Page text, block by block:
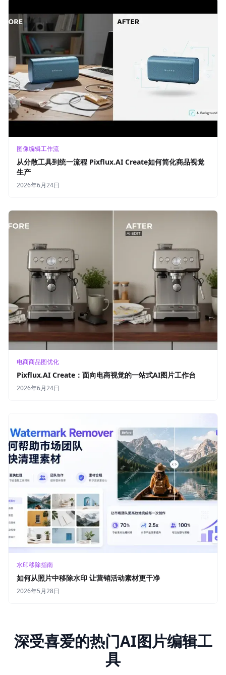
图像编辑工作流
从分散工具到统一流程 Pixflux.AI Create如何简化商品视觉
生产
2026年6月24日
电商商品图优化
Pixflux.AI Create：面向电商视觉的一站式AI图片工作台
2026年6月24日
水印移除指南
如何从照片中移除水印 让营销活动素材更干净
2026年5月28日
深受喜爱的热门AI图片编辑工
具